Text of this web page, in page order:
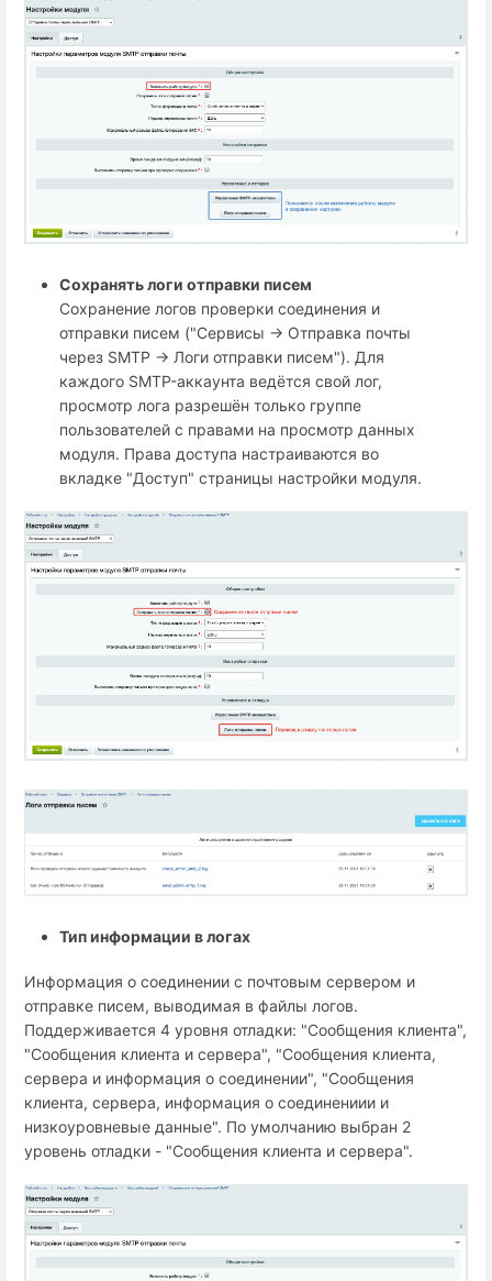
Сохранять логи отправки писем
Сохранение логов проверки соединения и
отправки писем ("Сервисы → Отправка почты
через SMTP → Логи отправки писем"). Для
каждого SMTP-аккаунта ведётся свой лог,
просмотр лога разрешён только группе
пользователей с правами на просмотр данных
модуля. Права доступа настраиваются во
вкладке "Доступ" страницы настройки модуля.
Тип информации в логах
Информация о соединении с почтовым сервером и
отправке писем, выводимая в файлы логов.
Поддерживается 4 уровня отладки: "Сообщения клиента",
"Сообщения клиента и сервера", "Сообщения клиента,
сервера и информация о соединении", "Сообщения
клиента, сервера, информация о соединениии и
низкоуровневые данные". По умолчанию выбран 2
уровень отладки - "Сообщения клиента и сервера".